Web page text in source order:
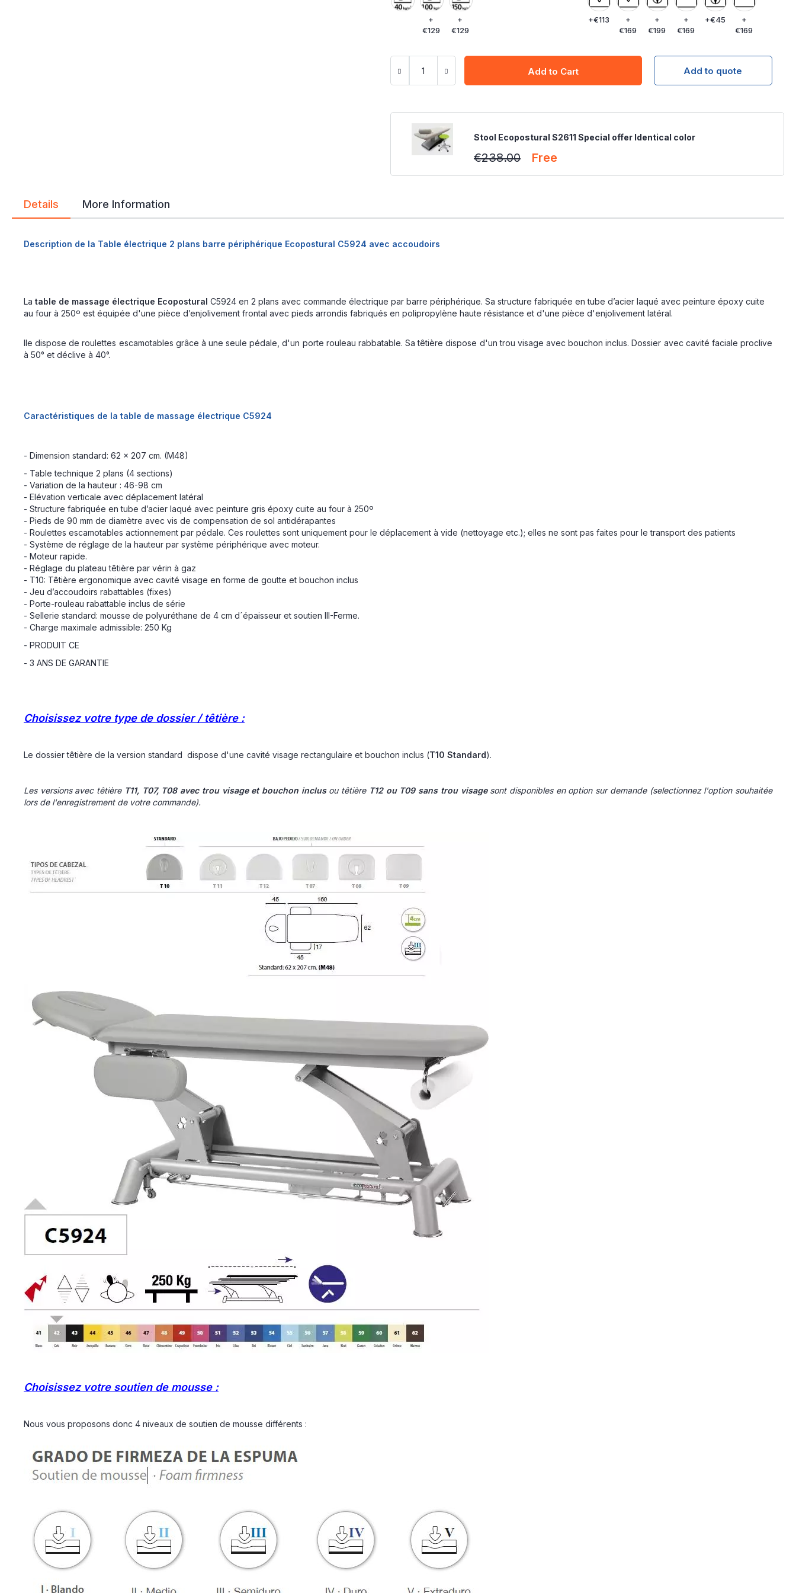
+
€129
+
€129
+€113
+
€169
+
€199
+
€169
+€45
+
€169
Add to Cart Add to quote
Stool Ecopostural S2611 Special offer Identical color
€238.00 Free
Details
Description de la Table électrique 2 plans barre périphérique Ecopostural C5924 avec accoudoirs
La table de massage électrique Ecopostural C5924 en 2 plans avec commande électrique par barre périphérique. Sa structure fabriquée en tube d’acier laqué avec peinture époxy cuite
au four à 250º est équipée d'une pièce d’enjolivement frontal avec pieds arrondis fabriqués en polipropylène haute résistance et d'une pièce d'enjolivement latéral.
lle dispose de roulettes escamotables grâce à une seule pédale, d'un porte rouleau rabbatable. Sa têtière dispose d'un trou visage avec bouchon inclus. Dossier avec cavité faciale proclive
à 50° et déclive à 40°.
Caractéristiques de la table de massage électrique C5924
- Dimension standard: 62 x 207 cm. (M48)
- Table technique 2 plans (4 sections)
- Variation de la hauteur : 46-98 cm
- Elévation verticale avec déplacement latéral
- Structure fabriquée en tube d’acier laqué avec peinture gris époxy cuite au four à 250º
- Pieds de 90 mm de diamètre avec vis de compensation de sol antidérapantes
- Roulettes escamotables actionnement par pédale. Ces roulettes sont uniquement pour le déplacement à vide (nettoyage etc.); elles ne sont pas faites pour le transport des patients
- Système de réglage de la hauteur par système périphérique avec moteur.
- Moteur rapide.
- Réglage du plateau têtière par vérin à gaz
- T10: Têtière ergonomique avec cavité visage en forme de goutte et bouchon inclus
- Jeu d’accoudoirs rabattables (fixes)
- Porte-rouleau rabattable inclus de série
- Sellerie standard: mousse de polyuréthane de 4 cm d´épaisseur et soutien III-Ferme.
- Charge maximale admissible: 250 Kg
- PRODUIT CE
- 3 ANS DE GARANTIE
Choisissez votre type de dossier / têtière :
Le dossier têtière de la version standard dispose d'une cavité visage rectangulaire et bouchon inclus (T10 Standard).
Les versions avec têtière T11, T07, T08 avec trou visage et bouchon inclus ou têtière T12 ou T09 sans trou visagesont disponibles en option sur demande (selectionnez l'option souhaitée
lors de l'enregistrement de votre commande).
Choisissez votre soutien de mousse :
Nous vous proposons donc 4 niveaux de soutien de mousse différents :
More Information